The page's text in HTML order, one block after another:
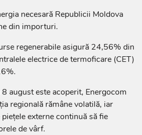
necesară Republicii Moldova
din importuri.
regenerabile asigură 24,56% din
electrice de termoficare (CET)
august este acoperit, Energocom
regională rămâne volatilă, iar
externe continuă să fie
de vârf.